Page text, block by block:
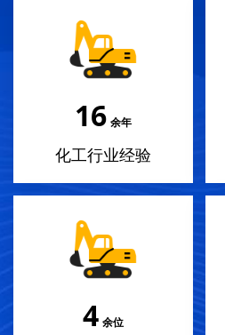
18 余年
化工行业经验
4 余位